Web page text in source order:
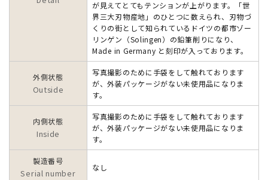
が見えてとてもテンションが上がります。「世
界三大刃物産地」のひとつに数えられ、刃物づ
くりの街として知られているドイツの都市ゾー
リンゲン（Solingen）の鉛筆削りになり、
Made in Germany と刻印が入っております。
外側状態
Outside
写真撮影のために手袋をして触れております
が、外装パッケージがない未使用品になりま
す。
内側状態
Inside
写真撮影のために手袋をして触れております
が、外装パッケージがない未使用品になりま
す。
製造番号
Serial number
なし